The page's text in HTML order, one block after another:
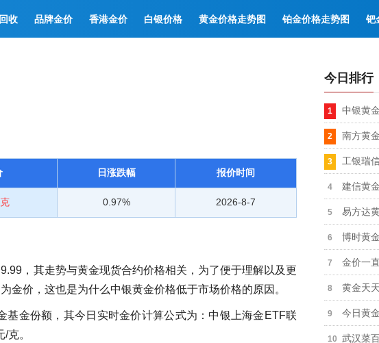
收 品牌金价 香港金价 白银价格 黄金价格走势图 铂金价格走势图 钯
日涨跌幅 报价时间
0.97% 2026-8-7
，其走势与黄金现货合约价格相关，为了便于理解以及更
金价，这也是为什么中银黄金价格低于市场价格的原因。
金份额，其今日实时金价计算公式为：中银上海金ETF联
克。
今日排行
中银黄
南方黄
工银瑞
建信黄
易方达
博时黄
金价一
黄金天
今日黄
武汉菜